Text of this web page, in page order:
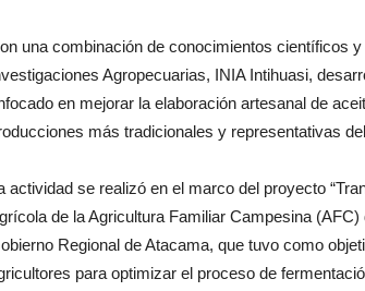
una combinación de conocimientos científicos
Agropecuarias, INIA Intihuasi,
en mejorar la elaboración artesanal de
más tradicionales y representativas
actividad se realizó en el marco del proyecto
de la Agricultura Familiar Campesina
Regional de Atacama, que tuvo como
para optimizar el proceso de